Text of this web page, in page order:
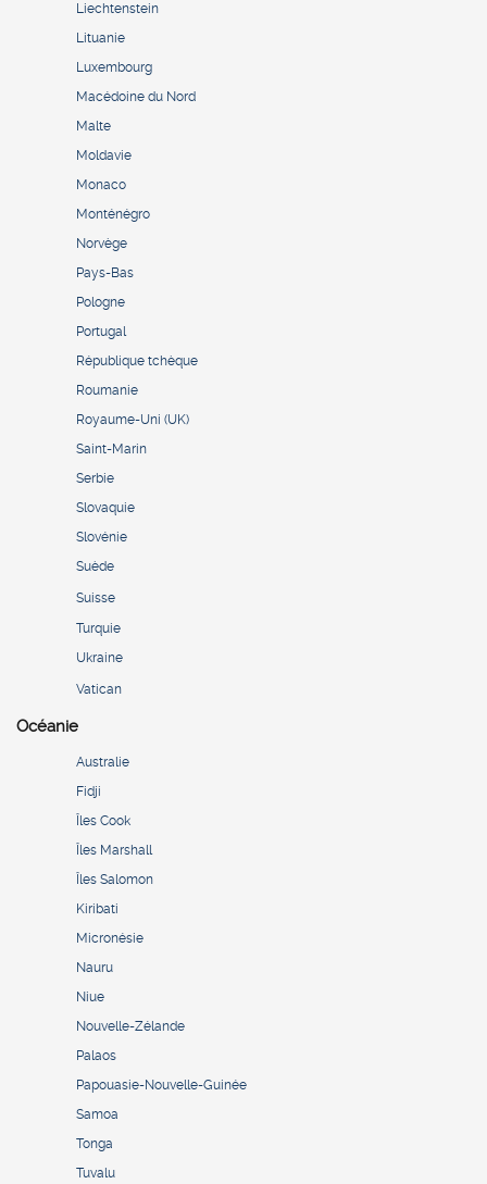
Liechtenstein
Lituanie
Luxembourg
Macédoine du Nord
Malte
Moldavie
Monaco
Monténégro
Norvège
Pays-Bas
Pologne
Portugal
République tchèque
Roumanie
Royaume-Uni (UK)
Saint-Marin
Serbie
Slovaquie
Slovénie
Suède
Suisse
Turquie
Ukraine
Vatican
Océanie
Australie
Fidji
Îles Cook
Îles Marshall
Îles Salomon
Kiribati
Micronésie
Nauru
Niue
Nouvelle-Zélande
Palaos
Papouasie-Nouvelle-Guinée
Samoa
Tonga
Tuvalu